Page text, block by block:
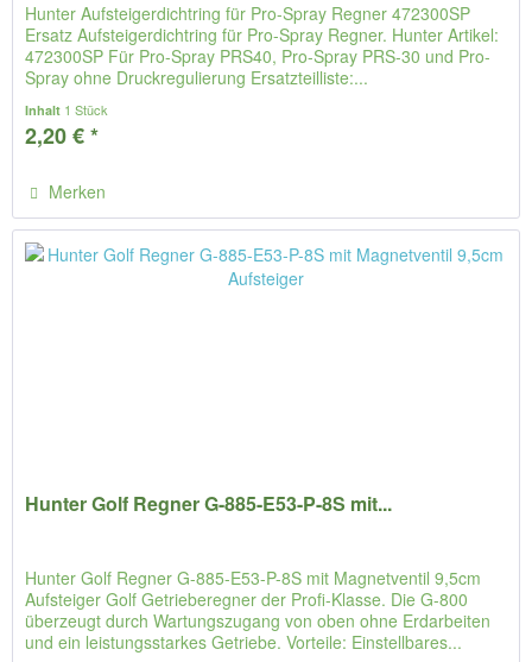
Hunter Aufsteigerdichtring für Pro-Spray Regner 472300SP
Ersatz Aufsteigerdichtring für Pro-Spray Regner. Hunter Artikel:
472300SP Für Pro-Spray PRS40, Pro-Spray PRS-30 und Pro-
Spray ohne Druckregulierung Ersatzteilliste:...
Inhalt 1 Stück
2,20 € *
Merken
Hunter Golf Regner G-885-E53-P-8S mit...
Hunter Golf Regner G-885-E53-P-8S mit Magnetventil 9,5cm
Aufsteiger Golf Getrieberegner der Profi-Klasse. Die G-800
überzeugt durch Wartungszugang von oben ohne Erdarbeiten
und ein leistungsstarkes Getriebe. Vorteile: Einstellbares...